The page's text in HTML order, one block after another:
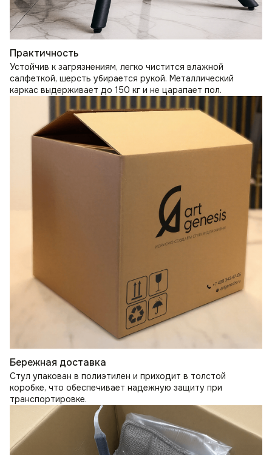
Практичность
Устойчив к загрязнениям, легко чистится влажной
салфеткой, шерсть убирается рукой. Металлический
каркас выдерживает до 150 кг и не царапает пол.
Бережная доставка
Стул упакован в полиэтилен и приходит в толстой
коробке, что обеспечивает надежную защиту при
транспортировке.